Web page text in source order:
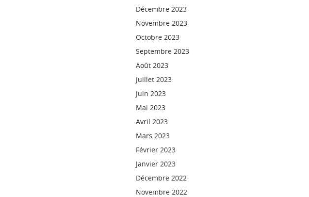
Décembre 2023
Novembre 2023
Octobre 2023
Septembre 2023
Août 2023
Juillet 2023
Juin 2023
Mai 2023
Avril 2023
Mars 2023
Février 2023
Janvier 2023
Décembre 2022
Novembre 2022